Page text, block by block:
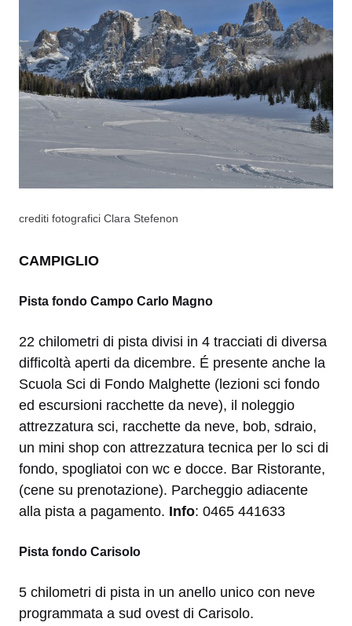
crediti fotografici Clara Stefenon
CAMPIGLIO
Pista fondo Campo Carlo Magno
22 chilometri di pista divisi in 4 tracciati di diversa
difficoltà aperti da dicembre. É presente anche la
Scuola Sci di Fondo Malghette (lezioni sci fondo
ed escursioni racchette da neve), il noleggio
attrezzatura sci, racchette da neve, bob, sdraio,
un mini shop con attrezzatura tecnica per lo sci di
fondo, spogliatoi con wc e docce. Bar Ristorante,
(cene su prenotazione). Parcheggio adiacente
alla pista a pagamento. Info: 0465 441633
Pista fondo Carisolo
5 chilometri di pista in un anello unico con neve
programmata a sud ovest di Carisolo.